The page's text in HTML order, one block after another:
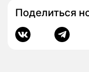
Поделиться